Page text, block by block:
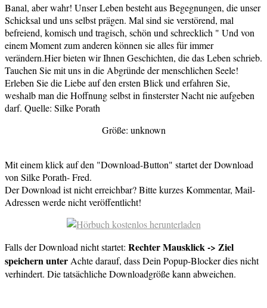
Banal, aber wahr! Unser Leben besteht aus Begegnungen, die unser
Schicksal und uns selbst prägen. Mal sind sie verstörend, mal
befreiend, komisch und tragisch, schön und schrecklich " Und von
einem Moment zum anderen können sie alles für immer
verändern.Hier bieten wir Ihnen Geschichten, die das Leben schrieb.
Tauchen Sie mit uns in die Abgründe der menschlichen Seele!
Erleben Sie die Liebe auf den ersten Blick und erfahren Sie,
weshalb man die Hoffnung selbst in finsterster Nacht nie aufgeben
darf. Quelle: Silke Porath
Größe: unknown
Mit einem klick auf den "Download-Button" startet der Download
von Silke Porath- Fred.
Der Download ist nicht erreichbar? Bitte kurzes Kommentar, Mail-
Adressen werde nicht veröffentlicht!
Falls der Download nicht startet: Rechter Mausklick -> Ziel
speichern unter Achte darauf, dass Dein Popup-Blocker dies nicht
verhindert. Die tatsächliche Downloadgröße kann abweichen.